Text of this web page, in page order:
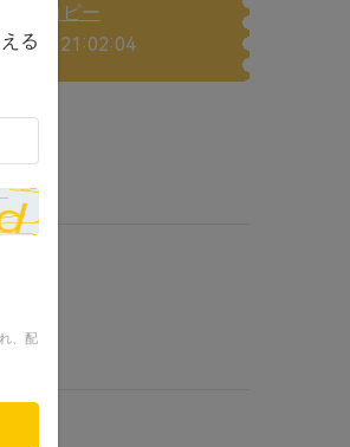
コピー
14 日 21:02:01
る
、配